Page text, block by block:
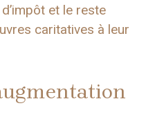
et le reste
caritatives à leur